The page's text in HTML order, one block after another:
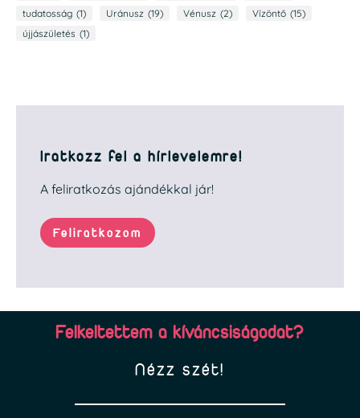
tudatosság (1) Uránusz (19) Vénusz (2) Vízöntő (15)
újjászületés (1)
Iratkozz fel a hírlevelemre!
A feliratkozás ajándékkal jár!
Feliratkozom
Felkeltettem a kíváncsiságodat?
Nézz szét!